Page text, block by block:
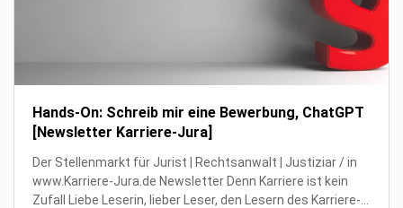
Hands-On: Schreib mir eine Bewerbung, ChatGPT
[Newsletter Karriere-Jura]
Der Stellenmarkt für Jurist | Rechtsanwalt | Justiziar / in
www.Karriere-Jura.de Newsletter Denn Karriere ist kein
Zufall Liebe Leserin, lieber Leser, den Lesern des Karriere-